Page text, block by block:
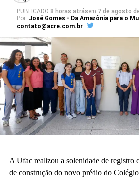
PUBLICADO 8 horas atrásem 7 de agosto
Por: José Gomes - Da Amazônia para o
contato@acre.com.br
A Ufac realizou a solenidade de registro
de construção do novo prédio do